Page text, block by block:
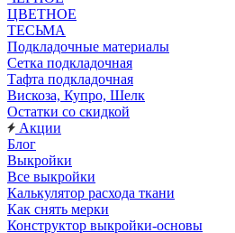
ЦВЕТНОЕ
ТЕСЬМА
Подкладочные материалы
Сетка подкладочная
Тафта подкладочная
Вискоза, Купро, Шелк
Остатки со скидкой
Акции
Блог
Выкройки
Все выкройки
Калькулятор расхода ткани
Как снять мерки
Конструктор выкройки-основы